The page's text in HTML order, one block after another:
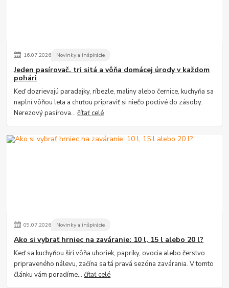
16.07.2026 Novinky a inšpirácie
Jeden pasírovač, tri sitá a vôňa domácej úrody v každom
pohári
Keď dozrievajú paradajky, ríbezle, maliny alebo černice, kuchyňa sa
naplní vôňou leta a chuťou pripraviť si niečo poctivé do zásoby.
Nerezový pasírova...čítať celé
09.07.2026 Novinky a inšpirácie
Ako si vybrať hrniec na zaváranie: 10 l, 15 l alebo 20 l?
Keď sa kuchyňou šíri vôňa uhoriek, papriky, ovocia alebo čerstvo
pripraveného nálevu, začína sa tá pravá sezóna zavárania. V tomto
článku vám poradíme...čítať celé